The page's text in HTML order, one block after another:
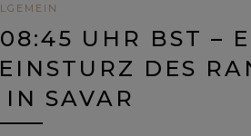
UHR BST –
DES
SAVAR